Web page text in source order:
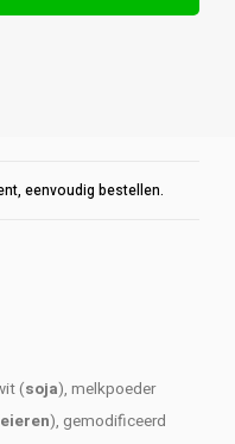
eenvoudig bestellen.
(soja), melkpoeder
eieren), gemodificeerd